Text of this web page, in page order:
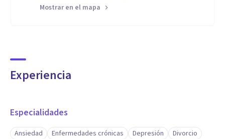
Mostrar en el mapa
Experiencia
Especialidades
Ansiedad Enfermedades crónicas Depresión
Divorcio